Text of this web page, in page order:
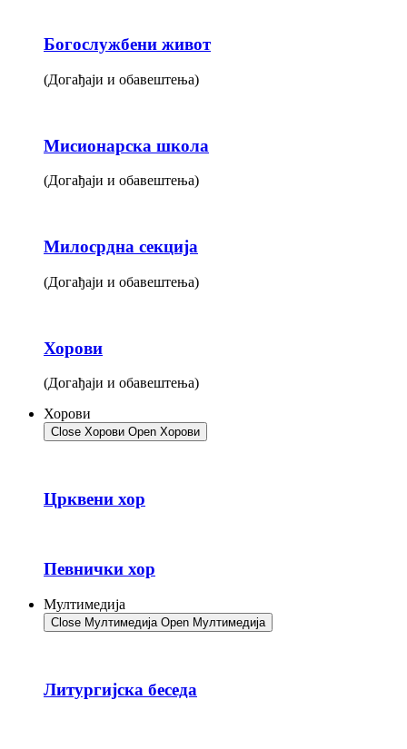
Богослужбени живот
(Догађаји и обавештења)
Мисионарска школа
(Догађаји и обавештења)
Милосрдна секција
(Догађаји и обавештења)
Хорови
(Догађаји и обавештења)
Хорови
Close Хорови Open Хорови
Црквени хор
Певнички хор
Мултимедија
Close Мултимедија Open Мултимедија
Литургијска беседа